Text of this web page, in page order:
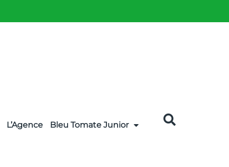
L’Agence Bleu Tomate Junior